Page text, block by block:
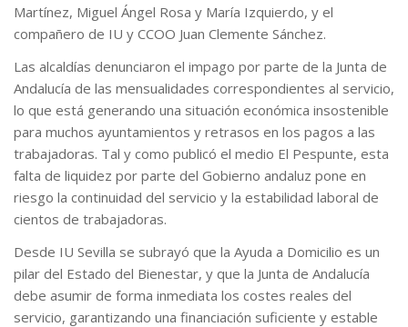
Martínez, Miguel Ángel Rosa y María Izquierdo, y el
compañero de IU y CCOO Juan Clemente Sánchez.
Las alcaldías denunciaron el impago por parte de la Junta de
Andalucía de las mensualidades correspondientes al servicio,
lo que está generando una situación económica insostenible
para muchos ayuntamientos y retrasos en los pagos a las
trabajadoras. Tal y como publicó el medio El Pespunte, esta
falta de liquidez por parte del Gobierno andaluz pone en
riesgo la continuidad del servicio y la estabilidad laboral de
cientos de trabajadoras.
Desde IU Sevilla se subrayó que la Ayuda a Domicilio es un
pilar del Estado del Bienestar, y que la Junta de Andalucía
debe asumir de forma inmediata los costes reales del
servicio, garantizando una financiación suficiente y estable